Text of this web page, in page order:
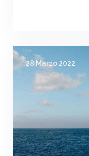
28 Marzo 2022